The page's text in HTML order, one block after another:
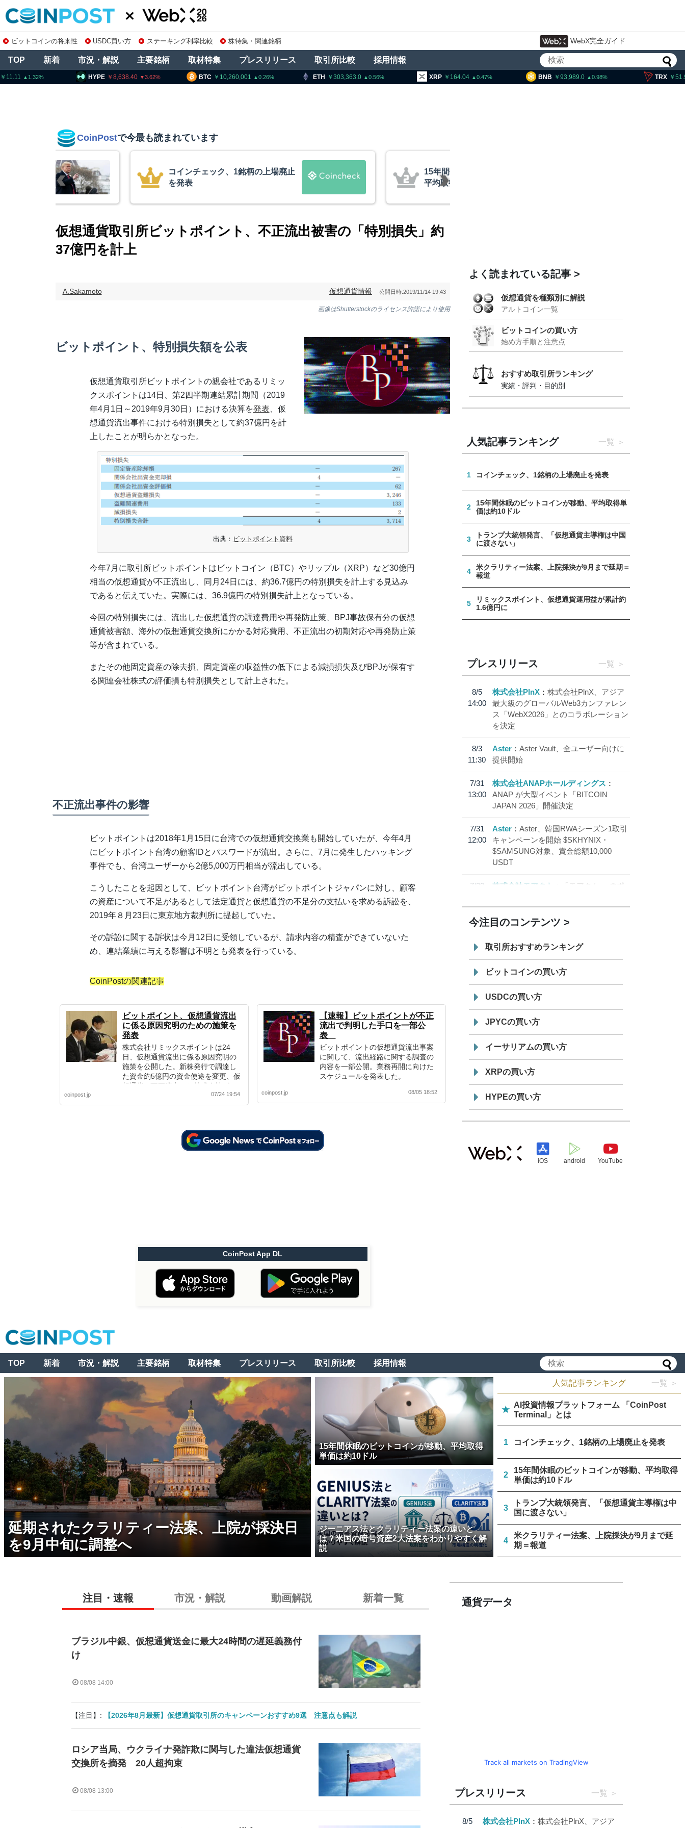
ビットコインの将来性 USDC買い方 ステーキング利率比較 株特集・関連銘柄 WebX完全ガイド
TOP 新着 市況・解説 主要銘柄 取材特集 プレスリリース 取引所比較 採用情報
BTC 10,260,001 ETH 303,363.0 XRP 164.04 BNB 93,989.0 TRX 51.99
HYPE 8,638.40
CoinPostで今最も読まれています
15年間休眠のビットコインが移動、
平均取得単価は約10ドル
トランプ大統領発言、「仮想通貨主
導権は中国に渡さない」
仮想通貨取引所ビットポイント、不正流出被害の「特別損失」約
37億円を計上
A.Sakamoto 仮想通貨情報 公開日時:2019/11/14 19:43
画像はShutterstockのライセンス許諾により使用
ビットポイント、特別損失額を公表
仮想通貨取引所ビットポイントの親会社であるリミッ
クスポイントは14日、第2四半期連結累計期間（2019
年4月1日～2019年9月30日）における決算を発表 、仮
想通貨流出事件における特別損失として約37億円を計
上したことが明らかとなった。
出典： ビットポイント資料
今年7月に取引所ビットポイントはビットコイン（BTC）やリップル（XRP）など30億円
相当の仮想通貨が不正流出し、同月24日には、約36.7億円の特別損失を計上する見込み
であると伝えていた。実際には、36.9億円の特別損失計上となっている。
今回の特別損失には、流出した仮想通貨の調達費用や再発防止策、BPJ事故保有分の仮想
通貨被害額、海外の仮想通貨交換所にかかる対応費用、不正流出の初期対応や再発防止策
等が含まれている。
またその他固定資産の除去損、固定資産の収益性の低下による減損損失及びBPJが保有す
る関連会社株式の評価損も特別損失として計上された。
不正流出事件の影響
ビットポイントは2018年1月15日に台湾での仮想通貨交換業も開始していたが、今年4月
にビットポイント台湾の顧客IDとパスワードが流出。さらに、7月に発生したハッキング
事件でも、台湾ユーザーから2億5,000万円相当が流出している。
こうしたことを起因として、ビットポイント台湾がビットポイントジャパンに対し、顧客
の資産について不足があるとして法定通貨と仮想通貨の不足分の支払いを求める訴訟を、
2019年８月23日に東京地方裁判所に提起していた。
その訴訟に関する訴状は今月12日に受領しているが、請求内容の精査ができていないた
め、連結業績に与える影響は不明とも発表を行っている。
CoinPostの関連記事
ビットポイント、仮想通貨流出
に係る原因究明のための施策を
発表
株式会社リミックスポイントは24
日、仮想通貨流出に係る原因究明の
施策を公開した。新株発行で調達し
た資金約5億円の資金使途を変更、仮
想通貨が不正流出した株式会社ビッ
トポイントジャパンの諸施策の実施
のために充当するという。
coinpost.jp 07/24 19:54
【速報】ビットポイントが不正
流出で判明した手口を一部公
表
ビットポイントの仮想通貨流出事案
に関して、流出経路に関する調査の
内容を一部公開。業務再開に向けた
スケジュールを発表した。
coinpost.jp 08/05 18:52
CoinPost App DL
よく読まれている記事
仮想通貨を種類別に解説
アルトコイン一覧
ビットコインの買い方
始め方手順と注意点
おすすめ取引所ランキング
実績・評判・目的別
人気記事ランキング 一覧
1 コインチェック、1銘柄の上場廃止を発表
2
15年間休眠のビットコインが移動、平均取得単
価は約10ドル
3
トランプ大統領発言、「仮想通貨主導権は中国
に渡さない」
4
米クラリティー法案、上院採決が9月まで延期＝
報道
5
リミックスポイント、仮想通貨運用益が累計約
1.6億円に
プレスリリース 一覧
8/5
14:00
株式会社PlnX
株式会社PlnX、アジア
最大級のグローバルWeb3カンファレン
ス「WebX2026」とのコラボレーション
を決定
8/3
11:30
Aster
Aster Vault、全ユーザー向けに
提供開始
7/31
13:00
株式会社ANAPホールディングス
ANAP が大型イベント「BITCOIN
JAPAN 2026」開催決定
7/31
12:00
Aster
Aster、韓国RWAシーズン1取引
キャンペーンを開始 $SKHYNIX・
$SAMSUNG対象、賞金総額10,000
USDT
7/30
株式会社モアクト
「モアクト」 のポ
「 JPYC」を追加
19:30
てステーブルコイン「JPYSC」徹底解
説セミナーを開催
今注目のコンテンツ
取引所おすすめランキング
ビットコインの買い方
USDCの買い方
JPYCの買い方
イーサリアムの買い方
XRPの買い方
HYPEの買い方
iOS android YouTube
TOP 新着 市況・解説 主要銘柄 取材特集 プレスリリース 取引所比較 採用情報
延期されたクラリティー法案、上院が採決日
を9月中旬に調整へ
15年間休眠のビットコインが移動、平均取得
単価は約10ドル
ジーニアス法とクラリティー法案の違いと
は？米国の暗号資産2大法案をわかりやすく解
説
人気記事ランキング 一覧 ＞
★
AI投資情報プラットフォーム 「CoinPost
Terminal」とは
1 コインチェック、1銘柄の上場廃止を発表
2
15年間休眠のビットコインが移動、平均取得
単価は約10ドル
3
トランプ大統領発言、「仮想通貨主導権は中
国に渡さない」
4
米クラリティー法案、上院採決が9月まで延
期＝報道
注目・速報 市況・解説 動画解説 新着一覧
ブラジル中銀、仮想通貨送金に最大24時間の遅延義務付
け
08/08 14:00
【注目】: 【2026年8月最新】仮想通貨取引所のキャンペーンおすすめ9選 注意点も解説
ロシア当局、ウクライナ発詐欺に関与した違法仮想通貨
交換所を摘発 20人超拘束
08/08 13:00
通貨データ
Track all markets on TradingView
プレスリリース 一覧
8/5 株式会社PlnX 株式会社PlnX、アジア